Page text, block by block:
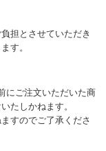
担とさせていただき
す。
にご注文いただいた商
たしかねます。
すのでご了承くださ